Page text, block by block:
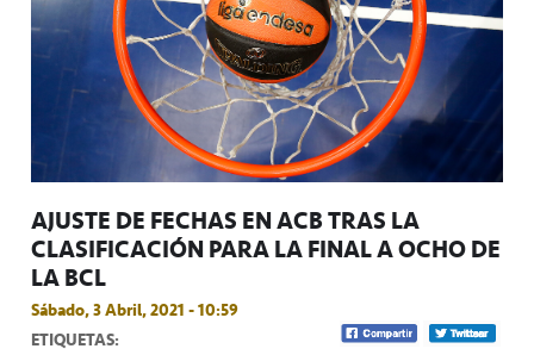
AJUSTE DE FECHAS EN ACB TRAS LA
CLASIFICACIÓN PARA LA FINAL A OCHO DE
LA BCL
Sábado, 3 Abril, 2021 - 10:59
ETIQUETAS: